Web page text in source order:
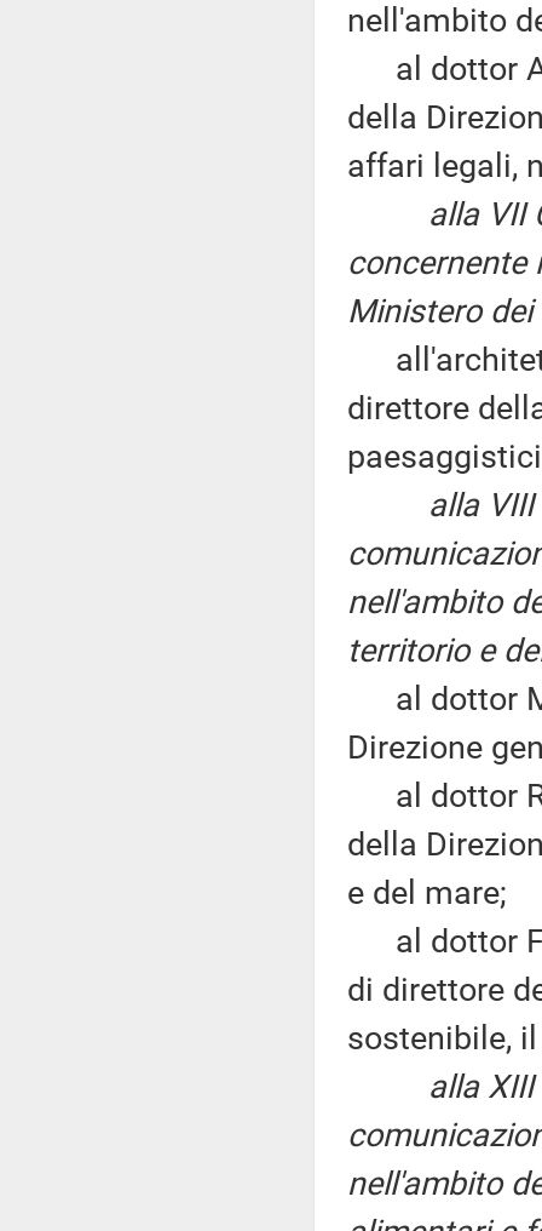
nell'ambito
al dottor
della
affari legali,
alla VII
concernente
Ministero
direttore
alla
nell'ambito
territorio e
al dottor
Direzione
al dottor
della
e del mare;
al dottor
di direttore
sostenibile,
alla
nell'ambito